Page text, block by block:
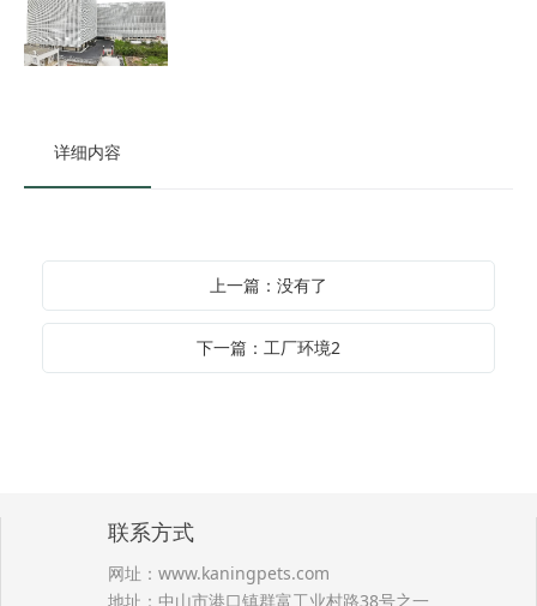
详细内容
上一篇：没有了
下一篇：工厂环境2
联系方式
网址： www.kaningpets.com
地址：中山市港口镇群富工业村路38号之一